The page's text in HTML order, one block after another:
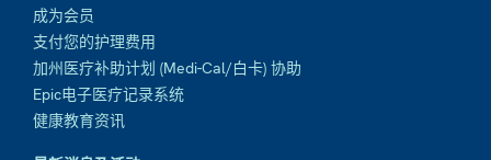
成为会员
支付您的护理费用
加州医疗补助计划 (Medi-Cal/白卡) 协助
Epic电子医疗记录系统
健康教育资讯